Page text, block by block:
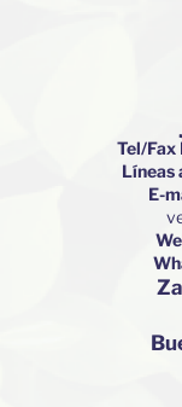
Tel/Fax
Líneas
E-